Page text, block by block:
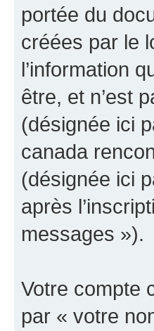
portée du
créées par le
l’information
être, et n’est
(désignée ici
canada
(désignée ici
après
messages »).
Votre compte
par « votre